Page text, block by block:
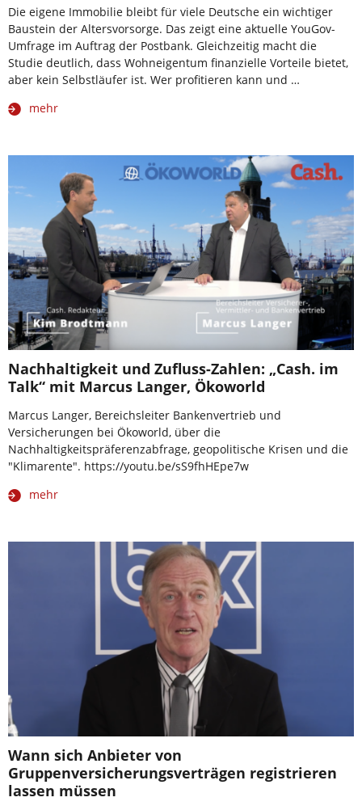
Die eigene Immobilie bleibt für viele Deutsche ein wichtiger
Baustein der Altersvorsorge. Das zeigt eine aktuelle YouGov-
Umfrage im Auftrag der Postbank. Gleichzeitig macht die
Studie deutlich, dass Wohneigentum finanzielle Vorteile bietet,
aber kein Selbstläufer ist. Wer profitieren kann und …
mehr
Nachhaltigkeit und Zufluss-Zahlen: „Cash. im
Talk“ mit Marcus Langer, Ökoworld
Marcus Langer, Bereichsleiter Bankenvertrieb und
Versicherungen bei Ökoworld, über die
Nachhaltigkeitspräferenzabfrage, geopolitische Krisen und die
"Klimarente". https://youtu.be/sS9fhHEpe7w
mehr
Wann sich Anbieter von
Gruppenversicherungsverträgen registrieren
lassen müssen